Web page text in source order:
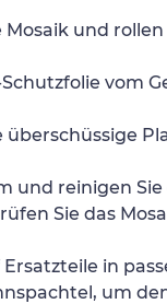
und
vom
überschüssige
und reinigen
Sie das
in
um